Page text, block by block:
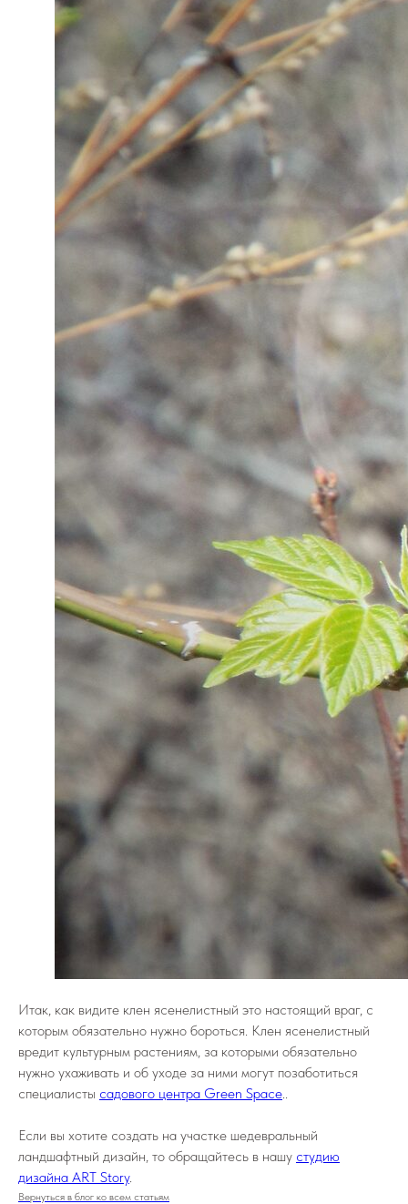
Итак, как видите клен ясенелистный это настоящий враг, с
которым обязательно нужно бороться. Клен ясенелистный
вредит культурным растениям, за которыми обязательно
нужно ухаживать и об уходе за ними могут позаботиться
специалисты садового центра Green Space..
Если вы хотите создать на участке шедевральный
ландшафтный дизайн, то обращайтесь в нашу студию
дизайна ART Story.
Вернуться в блог ко всем статьям